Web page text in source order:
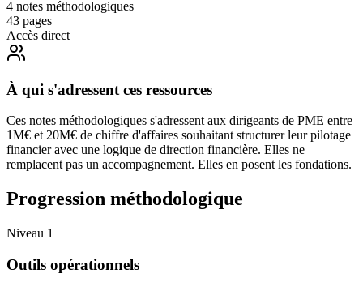
4 notes méthodologiques
43 pages
Accès direct
À qui s'adressent ces ressources
Ces notes méthodologiques s'adressent aux dirigeants de PME entre
1M€ et 20M€ de chiffre d'affaires souhaitant structurer leur pilotage
financier avec une logique de direction financière. Elles ne
remplacent pas un accompagnement. Elles en posent les fondations.
Progression méthodologique
Niveau 1
Outils opérationnels